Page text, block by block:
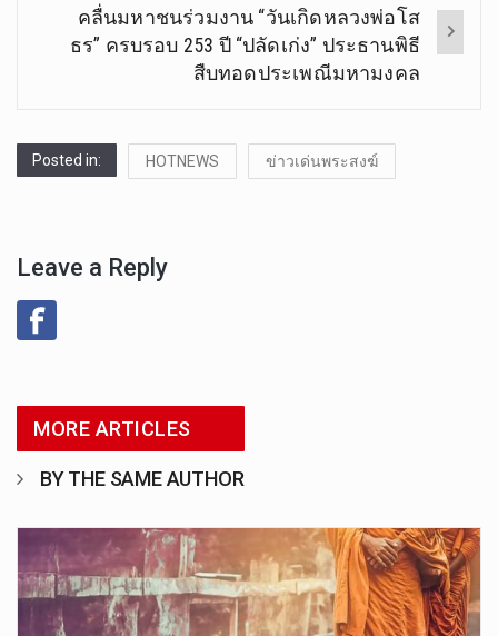
คลื่นมหาชนร่วมงาน “วันเกิดหลวงพ่อโส
ธร” ครบรอบ 253 ปี “ปลัดเก่ง” ประธานพิธี
สืบทอดประเพณีมหามงคล
Posted in: HOTNEWS ข่าวเด่นพระสงฆ์
Leave a Reply
MORE ARTICLES
BY THE SAME AUTHOR